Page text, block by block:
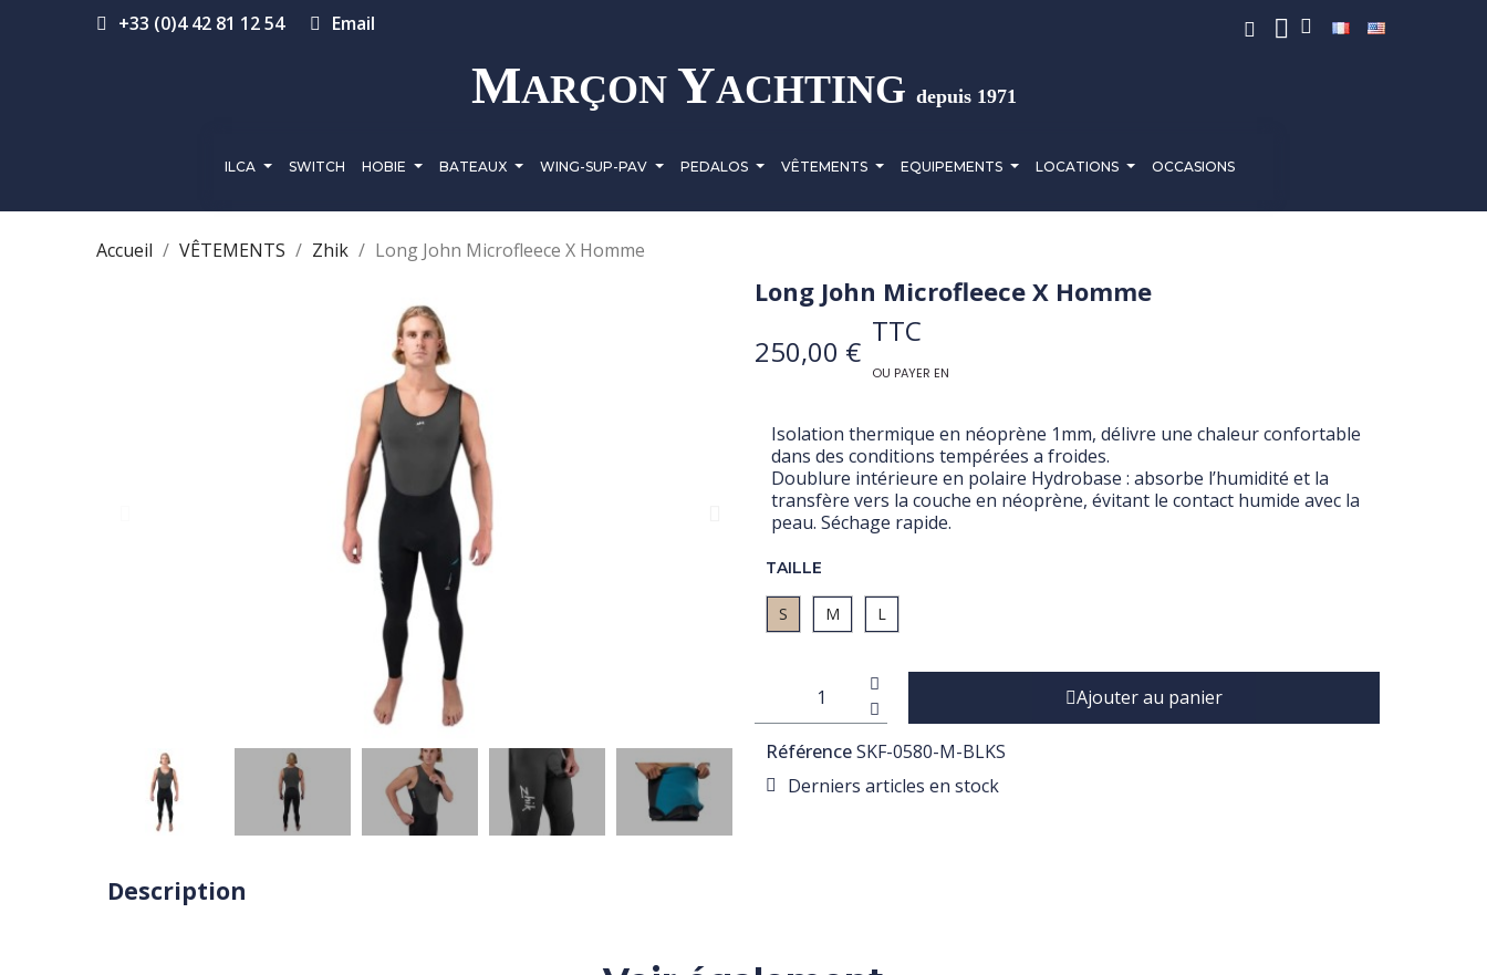
+33 (0)4 42 81 12 54 Email
MARÇON YACHTING depuis 1971
ILCA SWITCH HOBIE BATEAUX WING-SUP-PAV PEDALOS VÊTEMENTS EQUIPEMENTS LOCATIONS OCCASIONS
Accueil VÊTEMENTS Zhik Long John Microfleece X Homme
Long John Microfleece X Homme
250,00 €
TTC
OU PAYER EN
Isolation thermique en néoprène 1mm, délivre une chaleur confortable
dans des conditions tempérées a froides.
Doublure intérieure en polaire Hydrobase : absorbe l’humidité et la
transfère vers la couche en néoprène, évitant le contact humide avec la
peau. Séchage rapide.
TAILLE
S M L
Ajouter au panier
RéférenceSKF-0580-M-BLKS
Derniers articles en stock
Description